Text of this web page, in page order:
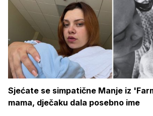
Sjećate se simpatične Manje iz
mama, dječaku dala posebno ime